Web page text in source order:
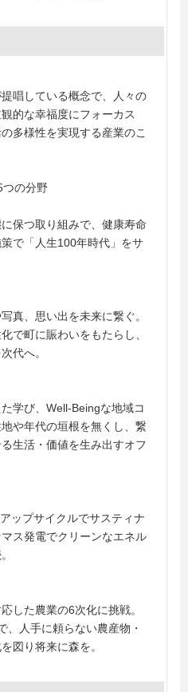
唱している概念で、人々の
的な幸福度にフォーカス
多様性を実現する産業のこ
つの分野
保つ取り組みで、健康寿命
で「人生100年時代」をサ
真、思い出を未来に繋ぐ。
で町に賑わいをもたらし、
代へ。
学び、Well-Beingな地域コ
や年代の垣根を無くし、繋
生活・価値を生み出すオフ
ップサイクルでサスティナ
ス発電でクリーンなエネル
した農業の6次化に挑戦。
、人手に頼らない農産物・
図り将来に森を。